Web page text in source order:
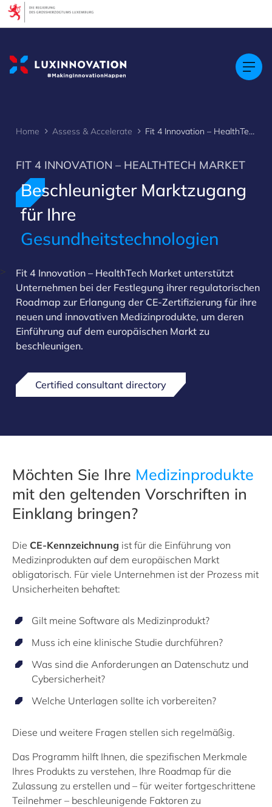
>
Home Assess & Accelerate Fit 4 Innovation – HealthTech Market
FIT 4 INNOVATION – HEALTHTECH MARKET
Beschleunigter Marktzugang
für Ihre
Gesundheitstechnologien
Fit 4 Innovation – HealthTech Market unterstützt
Unternehmen bei der Festlegung ihrer regulatorischen
Roadmap zur Erlangung der CE-Zertifizierung für ihre
neuen und innovativen Medizinprodukte, um deren
Einführung auf dem europäischen Markt zu
beschleunigen.
Certified consultant directory
Möchten Sie Ihre Medizinprodukte
mit den geltenden Vorschriften in
Einklang bringen?
Die CE-Kennzeichnung ist für die Einführung von
Medizinprodukten auf dem europäischen Markt
obligatorisch. Für viele Unternehmen ist der Prozess mit
Unsicherheiten behaftet:
Gilt meine Software als Medizinprodukt?
Muss ich eine klinische Studie durchführen?
Was sind die Anforderungen an Datenschutz und
Cybersicherheit?
Welche Unterlagen sollte ich vorbereiten?
Diese und weitere Fragen stellen sich regelmäßig.
Das Programm hilft Ihnen, die spezifischen Merkmale
Ihres Produkts zu verstehen, Ihre Roadmap für die
Zulassung zu erstellen und – für weiter fortgeschrittene
Teilnehmer – beschleunigende Faktoren zu
Cookies management panel